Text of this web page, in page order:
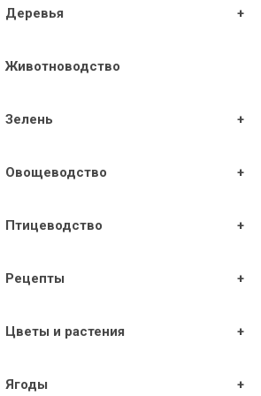
Деревья
Животноводство
Зелень
Овощеводство
Птицеводство
Рецепты
Цветы и растения
Ягоды